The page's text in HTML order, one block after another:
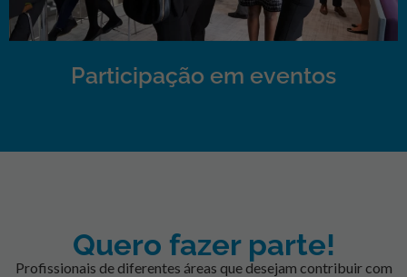
Participação em eventos
Quero fazer parte!
Profissionais de diferentes áreas que desejam contribuir com